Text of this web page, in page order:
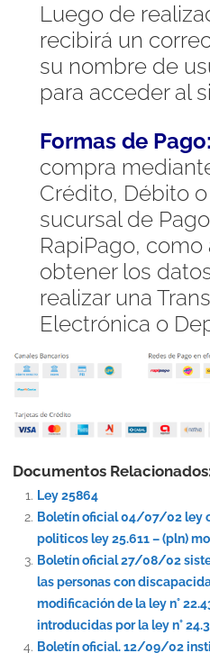
Luego de
recibirá un
su nombre de
para acceder al
Formas de Pago:
compra
Crédito, Débito
sucursal de
RapiPago,
obtener los
realizar una
Electrónica o
Documentos Relacionados:
Ley 25864
Boletín oficial 04/07/02 ley
politicos ley 25.611 – (pln)
Boletín oficial 27/08/02
las personas con
modificación de la ley n°
introducidas por la ley n°
Boletín oficial. 12/09/02